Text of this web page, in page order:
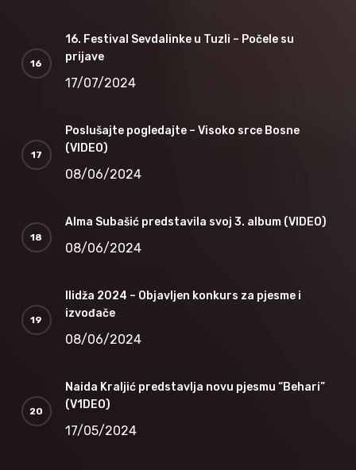
16. Festival Sevdalinke u Tuzli – Počele su
prijave
17/07/2024
Poslušajte pogledajte – Visoko srce Bosne
(VIDEO)
08/06/2024
Alma Subašić predstavila svoj 3. album (VIDEO)
08/06/2024
Ilidža 2024 – Objavljen konkurs za pjesme i
izvođače
08/06/2024
Naida Kraljić predstavlja novu pjesmu “Behari”
(V1DEO)
17/05/2024